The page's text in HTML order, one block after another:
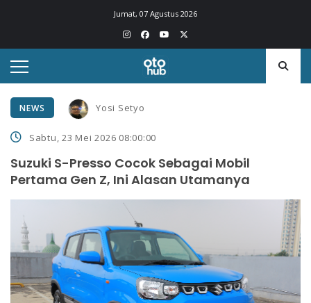
Jumat, 07 Agustus 2026
NEWS Yosi Setyo
Sabtu, 23 Mei 2026 08:00:00
Suzuki S-Presso Cocok Sebagai Mobil
Pertama Gen Z, Ini Alasan Utamanya